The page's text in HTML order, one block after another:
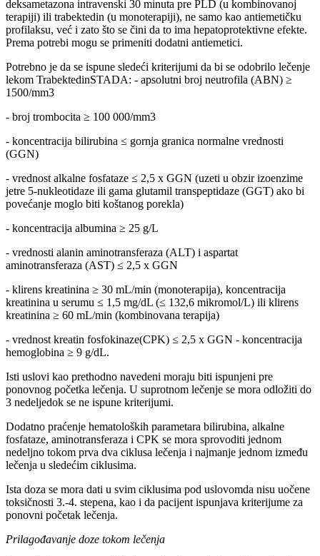
deksametazona intravenski 30 minuta pre PLD (u kombinovanoj
terapiji) ili trabektedin (u monoterapiji), ne samo kao antiemetičku
profilaksu, već i zato što se čini da to ima hepatoprotektivne efekte.
Prema potrebi mogu se primeniti dodatni antiemetici.
Potrebno je da se ispune sledeći kriterijumi da bi se odobrilo lečenje
lekom TrabektedinSTADA: - apsolutni broj neutrofila (ABN) ≥
1500/mm3
- broj trombocita ≥ 100 000/mm3
- koncentracija bilirubina ≤ gornja granica normalne vrednosti
(GGN)
- vrednost alkalne fosfataze ≤ 2,5 x GGN (uzeti u obzir izoenzime
jetre 5-nukleotidaze ili gama glutamil transpeptidaze (GGT) ako bi
povećanje moglo biti koštanog porekla)
- koncentracija albumina ≥ 25 g/L
- vrednosti alanin aminotransferaza (ALT) i aspartat
aminotransferaza (AST) ≤ 2,5 x GGN
- klirens kreatinina ≥ 30 mL/min (monoterapija), koncentracija
kreatinina u serumu ≤ 1,5 mg/dL (≤ 132,6 mikromol/L) ili klirens
kreatinina ≥ 60 mL/min (kombinovana terapija)
- vrednost kreatin fosfokinaze(CPK) ≤ 2,5 x GGN - koncentracija
hemoglobina ≥ 9 g/dL.
Isti uslovi kao prethodno navedeni moraju biti ispunjeni pre
ponovnog početka lečenja. U suprotnom lečenje se mora odložiti do
3 nedeljedok se ne ispune kriterijumi.
Dodatno praćenje hematoloških parametara bilirubina, alkalne
fosfataze, aminotransferaza i CPK se mora sprovoditi jednom
nedeljno tokom prva dva ciklusa lečenja i najmanje jednom između
lečenja u sledećim ciklusima.
Ista doza se mora dati u svim ciklusima pod uslovomda nisu uočene
toksičnosti 3.-4. stepena, kao i da pacijent ispunjava kriterijume za
ponovni početak lečenja.
Prilagođavanje doze tokom lečenja